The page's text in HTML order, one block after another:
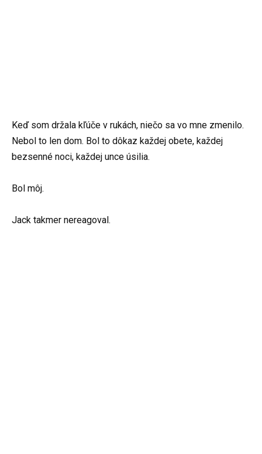
Keď som držala kľúče v rukách, niečo sa vo mne zmenilo.
Nebol to len dom. Bol to dôkaz každej obete, každej
bezsenné noci, každej unce úsilia.
Bol môj.
Jack takmer nereagoval.